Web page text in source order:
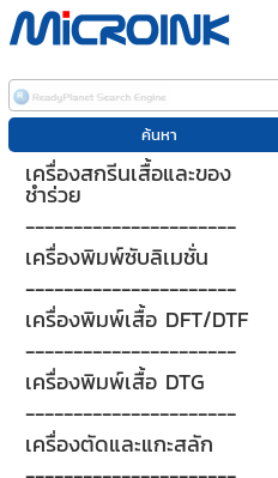
เครื่องสกรีนเสื้อและของ
ชำร่วย
----------------------
เครื่องพิมพ์ซับลิเมชั่น
----------------------
เครื่องพิมพ์เสื้อ DFT/DTF
----------------------
เครื่องพิมพ์เสื้อ DTG
----------------------
เครื่องตัดและแกะสลัก